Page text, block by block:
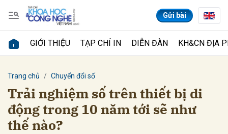
Gửi bài
GIỚI THIỆU TẠP CHÍ IN DIỄN ĐÀN KH&CN ĐỊA
Trang chủ Chuyển đổi số
Trải nghiệm số trên thiết bị di
động trong 10 năm tới sẽ như
thế nào?
Gửi bình luận